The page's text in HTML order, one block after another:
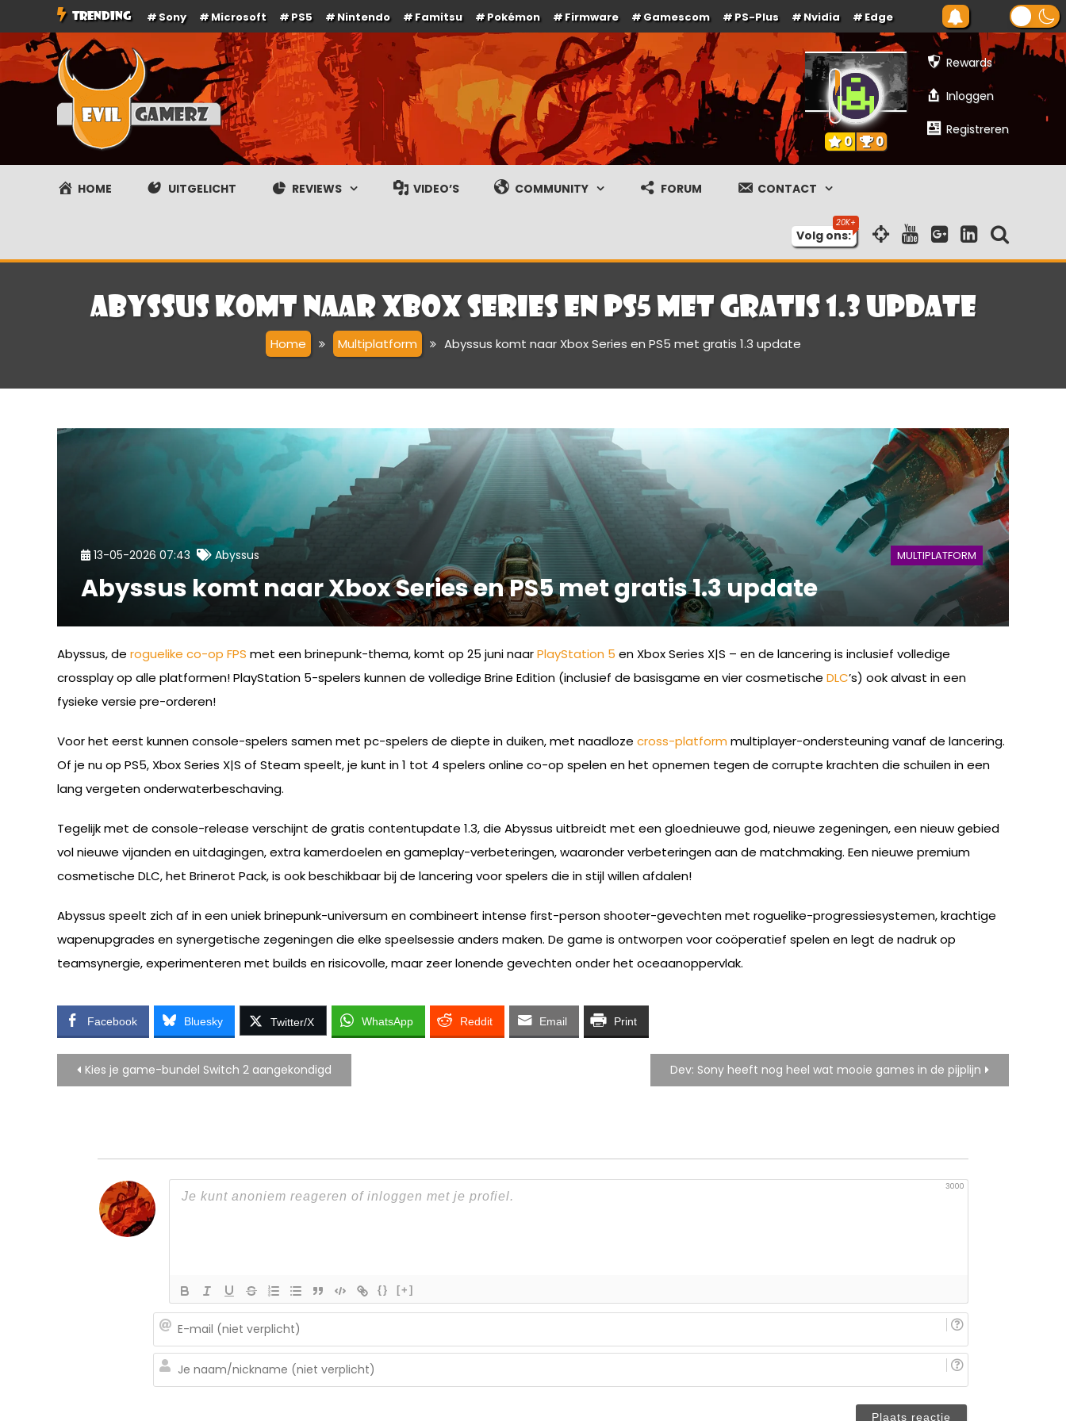
naar
de
TRENDING Sony Microsoft PS5 Nintendo Famitsu Pokémon Firmware Gamescom PS-Plus Nvidia Edge
Evilgamerz
Het meest interessante game nieuws, reviews, coverage en gameplay streams
Rewards
Inloggen
Registreren
0 0
HOME UITGELICHT REVIEWS VIDEO’S COMMUNITY FORUM CONTACT
Volg ons:
Abyssus komt naar Xbox Series en PS5 met gratis 1.3 update
Home Multiplatform Abyssus komt naar Xbox Series en PS5 met gratis 1.3 update
MULTIPLATFORM
13-05-2026 07:43 Abyssus
Abyssus komt naar Xbox Series en PS5 met gratis 1.3 update
Abyssus, de roguelike co-op FPS met een brinepunk-thema, komt op 25 juni naarPlayStation 5 en Xbox Series X|S – en de lancering is inclusief volledige
crossplay op alle platformen! PlayStation 5-spelers kunnen de volledige Brine Edition (inclusief de basisgame en vier cosmetische DLC’s) ook alvast in een
fysieke versie pre-orderen!
Voor het eerst kunnen console-spelers samen met pc-spelers de diepte in duiken, met naadloze cross-platform multiplayer-ondersteuning vanaf de lancering.
Of je nu op PS5, Xbox Series X|S of Steam speelt, je kunt in 1 tot 4 spelers online co-op spelen en het opnemen tegen de corrupte krachten die schuilen in een
lang vergeten onderwaterbeschaving.
Tegelijk met de console-release verschijnt de gratis contentupdate 1.3, die Abyssus uitbreidt met een gloednieuwe god, nieuwe zegeningen, een nieuw gebied
vol nieuwe vijanden en uitdagingen, extra kamerdoelen en gameplay-verbeteringen, waaronder verbeteringen aan de matchmaking. Een nieuwe premium
cosmetische DLC, het Brinerot Pack, is ook beschikbaar bij de lancering voor spelers die in stijl willen afdalen!
Abyssus speelt zich af in een uniek brinepunk-universum en combineert intense first-person shooter-gevechten met roguelike-progressiesystemen, krachtige
wapenupgrades en synergetische zegeningen die elke speelsessie anders maken. De game is ontworpen voor coöperatief spelen en legt de nadruk op
teamsynergie, experimenteren met builds en risicovolle, maar zeer lonende gevechten onder het oceaanoppervlak.
Facebook Bluesky Twitter/X WhatsApp Reddit Email Print
Bericht
Kies je game-bundel Switch 2 aangekondigd Dev: Sony heeft nog heel wat mooie games in de pijplijn
3000
{} [+]
(niet